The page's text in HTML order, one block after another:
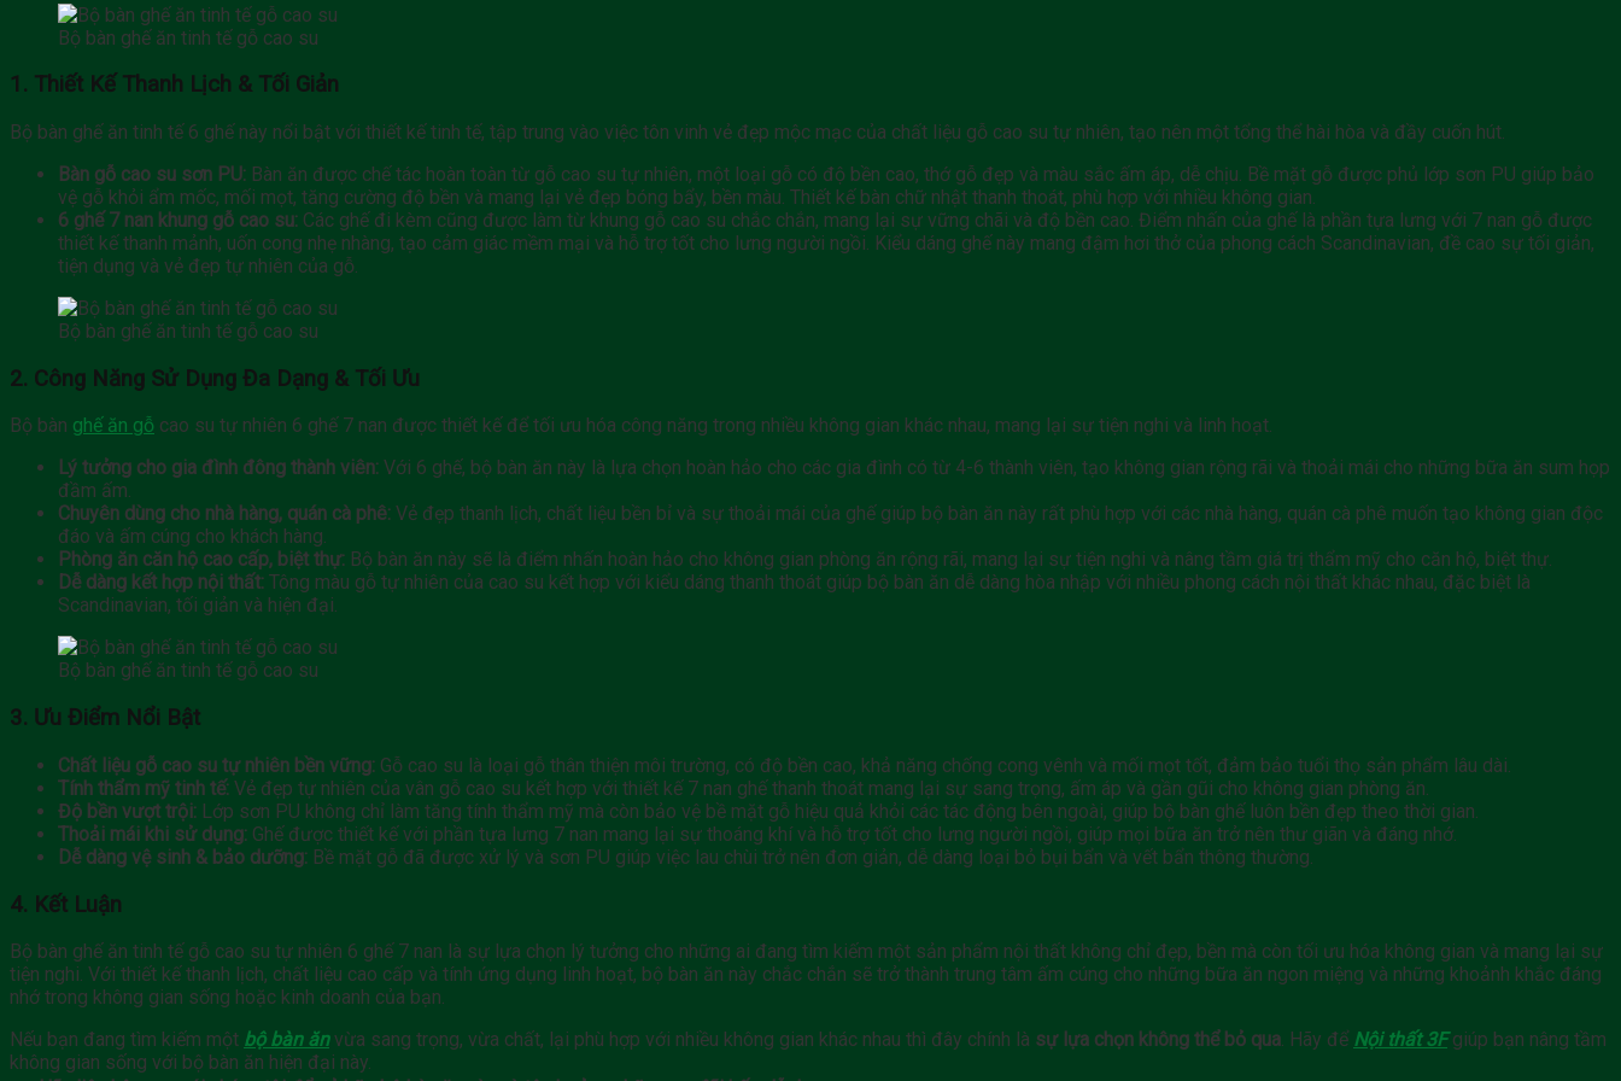
Bộ bàn ghế ăn tinh tế gỗ cao su
1. Thiết Kế Thanh Lịch & Tối Giản
Bộ bàn ghế ăn tinh tế 6 ghế này nổi bật với thiết kế tinh tế, tập trung vào việc tôn vinh vẻ đẹp mộc mạc của chất liệu gỗ cao su tự nhiên, tạo nên một tổng thể hài hòa và đầy cuốn hút.
Bàn gỗ cao su sơn PU: Bàn ăn được chế tác hoàn toàn từ gỗ cao su tự nhiên, một loại gỗ có độ bền cao, thớ gỗ đẹp và màu sắc ấm áp, dễ chịu. Bề mặt gỗ được phủ lớp sơn PU giúp bảo
vệ gỗ khỏi ẩm mốc, mối mọt, tăng cường độ bền và mang lại vẻ đẹp bóng bẩy, bền màu. Thiết kế bàn chữ nhật thanh thoát, phù hợp với nhiều không gian.
6 ghế 7 nan khung gỗ cao su: Các ghế đi kèm cũng được làm từ khung gỗ cao su chắc chắn, mang lại sự vững chãi và độ bền cao. Điểm nhấn của ghế là phần tựa lưng với 7 nan gỗ được
thiết kế thanh mảnh, uốn cong nhẹ nhàng, tạo cảm giác mềm mại và hỗ trợ tốt cho lưng người ngồi. Kiểu dáng ghế này mang đậm hơi thở của phong cách Scandinavian, đề cao sự tối giản,
tiện dụng và vẻ đẹp tự nhiên của gỗ.
Bộ bàn ghế ăn tinh tế gỗ cao su
2. Công Năng Sử Dụng Đa Dạng & Tối Ưu
Bộ bàn ghế ăn gỗ cao su tự nhiên 6 ghế 7 nan được thiết kế để tối ưu hóa công năng trong nhiều không gian khác nhau, mang lại sự tiện nghi và linh hoạt.
Lý tưởng cho gia đình đông thành viên: Với 6 ghế, bộ bàn ăn này là lựa chọn hoàn hảo cho các gia đình có từ 4-6 thành viên, tạo không gian rộng rãi và thoải mái cho những bữa ăn sum họp
đầm ấm.
Chuyên dùng cho nhà hàng, quán cà phê: Vẻ đẹp thanh lịch, chất liệu bền bỉ và sự thoải mái của ghế giúp bộ bàn ăn này rất phù hợp với các nhà hàng, quán cà phê muốn tạo không gian độc
đáo và ấm cúng cho khách hàng.
Phòng ăn căn hộ cao cấp, biệt thự: Bộ bàn ăn này sẽ là điểm nhấn hoàn hảo cho không gian phòng ăn rộng rãi, mang lại sự tiện nghi và nâng tầm giá trị thẩm mỹ cho căn hộ, biệt thự.
Dễ dàng kết hợp nội thất: Tông màu gỗ tự nhiên của cao su kết hợp với kiểu dáng thanh thoát giúp bộ bàn ăn dễ dàng hòa nhập với nhiều phong cách nội thất khác nhau, đặc biệt là
Scandinavian, tối giản và hiện đại.
Bộ bàn ghế ăn tinh tế gỗ cao su
3. Ưu Điểm Nổi Bật
Chất liệu gỗ cao su tự nhiên bền vững: Gỗ cao su là loại gỗ thân thiện môi trường, có độ bền cao, khả năng chống cong vênh và mối mọt tốt, đảm bảo tuổi thọ sản phẩm lâu dài.
Tính thẩm mỹ tinh tế: Vẻ đẹp tự nhiên của vân gỗ cao su kết hợp với thiết kế 7 nan ghế thanh thoát mang lại sự sang trọng, ấm áp và gần gũi cho không gian phòng ăn.
Độ bền vượt trội: Lớp sơn PU không chỉ làm tăng tính thẩm mỹ mà còn bảo vệ bề mặt gỗ hiệu quả khỏi các tác động bên ngoài, giúp bộ bàn ghế luôn bền đẹp theo thời gian.
Thoải mái khi sử dụng: Ghế được thiết kế với phần tựa lưng 7 nan mang lại sự thoáng khí và hỗ trợ tốt cho lưng người ngồi, giúp mọi bữa ăn trở nên thư giãn và đáng nhớ.
Dễ dàng vệ sinh & bảo dưỡng: Bề mặt gỗ đã được xử lý và sơn PU giúp việc lau chùi trở nên đơn giản, dễ dàng loại bỏ bụi bẩn và vết bẩn thông thường.
4. Kết Luận
Bộ bàn ghế ăn tinh tế gỗ cao su tự nhiên 6 ghế 7 nan là sự lựa chọn lý tưởng cho những ai đang tìm kiếm một sản phẩm nội thất không chỉ đẹp, bền mà còn tối ưu hóa không gian và mang lại sự
tiện nghi. Với thiết kế thanh lịch, chất liệu cao cấp và tính ứng dụng linh hoạt, bộ bàn ăn này chắc chắn sẽ trở thành trung tâm ấm cúng cho những bữa ăn ngon miệng và những khoảnh khắc đáng
nhớ trong không gian sống hoặc kinh doanh của bạn.
Nếu bạn đang tìm kiếm một bộ bàn ăn vừa sang trọng, vừa chất, lại phù hợp với nhiều không gian khác nhau thì đây chính là sự lựa chọn không thể bỏ qua. Hãy để Nội thất 3Fgiúp bạn nâng tầm
không gian sống với bộ bàn ăn hiện đại này.